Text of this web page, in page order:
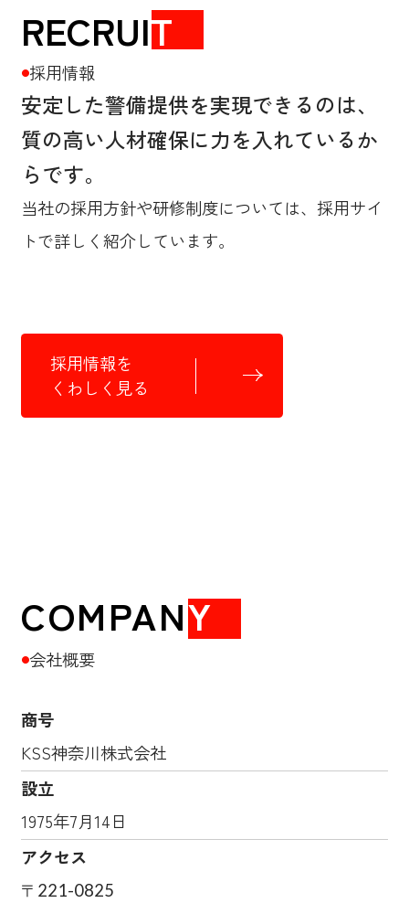
RECRUIT
●採用情報
安定した警備提供を実現できるのは、
質の高い人材確保に力を入れているか
らです。
当社の採用方針や研修制度については、採用サイ
トで詳しく紹介しています。
採用情報を
くわしく見る
COMPANY
●会社概要
商号
KSS神奈川株式会社
設立
1975年7月14日
アクセス
〒221-0825